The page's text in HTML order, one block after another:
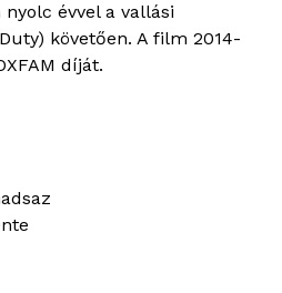
évvel a vallási
követően. A film 2014-
díját.